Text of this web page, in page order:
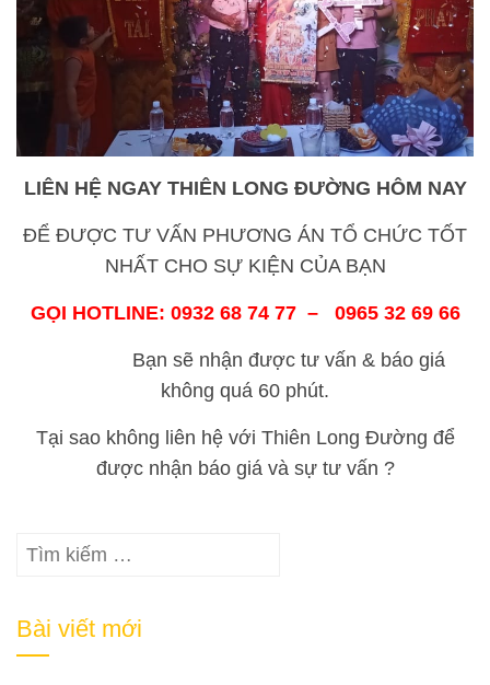
LIÊN HỆ NGAY THIÊN LONG ĐƯỜNG HÔM NAY
ĐỂ ĐƯỢC TƯ VẤN PHƯƠNG ÁN TỔ CHỨC TỐT
NHẤT CHO SỰ KIỆN CỦA BẠN
GỌI HOTLINE: 0932 68 74 77 – 0965 32 69 66
Bạn sẽ nhận được tư vấn & báo giá
không quá 60 phút.
Tại sao không liên hệ với Thiên Long Đường để
được nhận báo giá và sự tư vấn ?
Tìm
Bài viết mới